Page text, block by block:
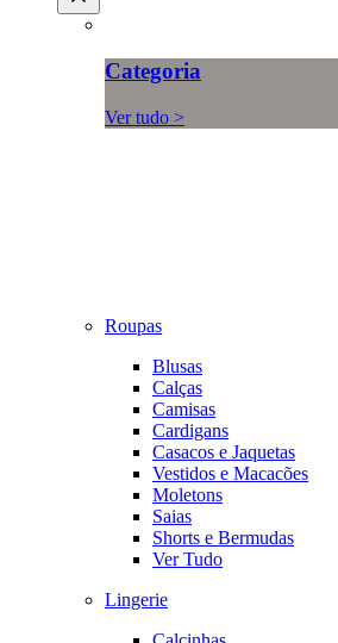
Categoria
Ver tudo >
Roupas
Blusas
Calças
Camisas
Cardigans
Casacos e Jaquetas
Vestidos e Macacões
Moletons
Saias
Shorts e Bermudas
Ver Tudo
Lingerie